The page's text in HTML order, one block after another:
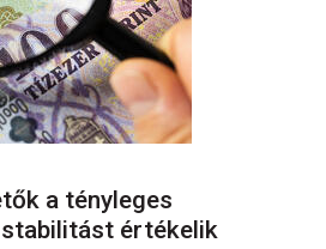
a tényleges
értékelik